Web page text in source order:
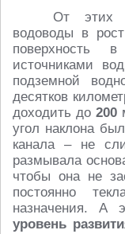
От этих
водоводы в
источниками
подземной
десятков
доходить до 200
угол наклона
канала – не
размывала
чтобы она не
постоянно
назначения. А
уровень